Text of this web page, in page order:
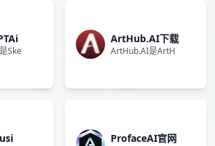
​Ske
ArtHub.AI下载
ArtHub.AI是ArtH
ProfaceAI官网